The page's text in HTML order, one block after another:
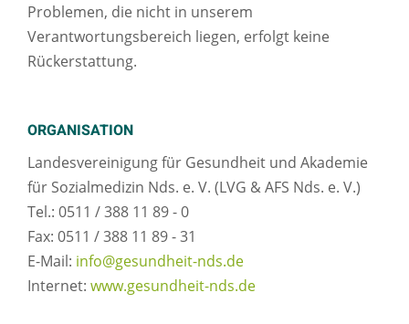
Problemen, die nicht in unserem
Verantwortungsbereich liegen, erfolgt keine
Rückerstattung.
ORGANISATION
Landesvereinigung für Gesundheit und Akademie
für Sozialmedizin Nds. e. V. (LVG & AFS Nds. e. V.)
Tel.: 0511 / 388 11 89 - 0
Fax: 0511 / 388 11 89 - 31
E-Mail: info@gesundheit-nds.de
Internet: www.gesundheit-nds.de